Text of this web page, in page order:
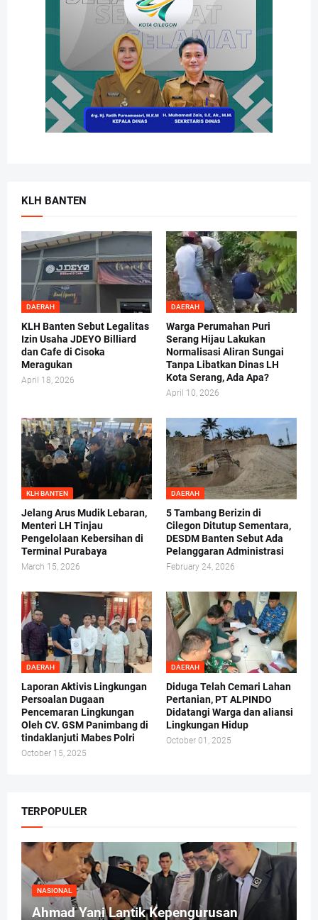
KLH BANTEN
DAERAH
KLH Banten Sebut Legalitas
Izin Usaha JDEYO Billiard
dan Cafe di Cisoka
Meragukan
April 18, 2026
DAERAH
Warga Perumahan Puri
Serang Hijau Lakukan
Normalisasi Aliran Sungai
Tanpa Libatkan Dinas LH
Kota Serang, Ada Apa?
April 10, 2026
KLH BANTEN
Jelang Arus Mudik Lebaran,
Menteri LH Tinjau
Pengelolaan Kebersihan di
Terminal Purabaya
March 15, 2026
DAERAH
5 Tambang Berizin di
Cilegon Ditutup Sementara,
DESDM Banten Sebut Ada
Pelanggaran Administrasi
February 24, 2026
DAERAH
Laporan Aktivis Lingkungan
Persoalan Dugaan
Pencemaran Lingkungan
Oleh CV. GSM Panimbang di
tindaklanjuti Mabes Polri
October 15, 2025
DAERAH
Diduga Telah Cemari Lahan
Pertanian, PT ALPINDO
Didatangi Warga dan aliansi
Lingkungan Hidup
October 01, 2025
TERPOPULER
NASIONAL
Ahmad Yani Lantik Kepengurusan